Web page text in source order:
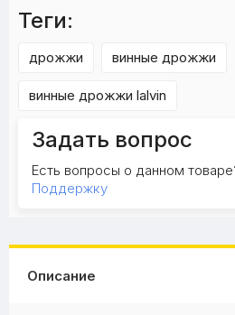
Теги:
дрожжи винные дрожжи
винные дрожжи lalvin
Задать вопрос
Есть вопросы о данном
Поддержку
Описание